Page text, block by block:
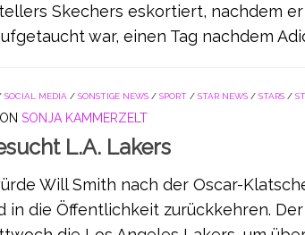
Skechers eskortiert, nachdem
war, einen Tag nachdem
SOCIAL MEDIA / SONSTIGE NEWS / SPORT / STAR NEWS / STARS /
SONJA KAMMERZELT
L.A. Lakers
Will Smith nach der Oscar-
in die Öffentlichkeit zurückkehren.